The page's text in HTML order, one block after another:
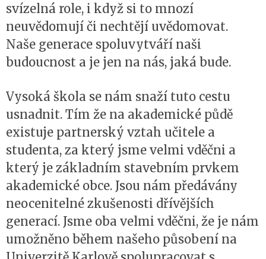
svízelná role, i když si to mnozí
neuvědomují či nechtějí uvědomovat.
Naše generace spoluvytváří naši
budoucnost a je jen na nás, jaká bude.
Vysoká škola se nám snaží tuto cestu
usnadnit. Tím že na akademické půdě
existuje partnerský vztah učitele a
studenta, za který jsme velmi vděčni a
který je základním stavebním prvkem
akademické obce. Jsou nám předávány
neocenitelné zkušenosti dřívějších
generací. Jsme oba velmi vděčni, že je nám
umožněno během našeho působení na